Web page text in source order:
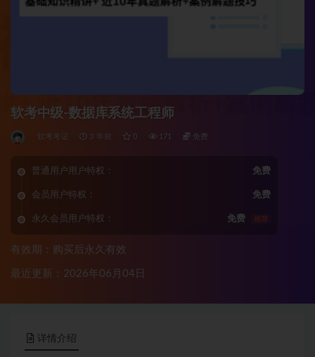
软考中级-数据库系统工程师
软考考证 3 年前 0 171 免费
普通用户用户特权： 免费
会员用户特权： 免费
永久会员用户特权： 免费 推荐
有效期：购买后永久有效
最近更新：2026年06月04日
详情介绍